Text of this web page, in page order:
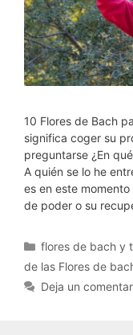
10 Flores de Bach
significa coger su
preguntarse ¿En
A quién se lo he
es en este
de poder o su
Categorías
flores de bach y
de las Flores de
Deja un